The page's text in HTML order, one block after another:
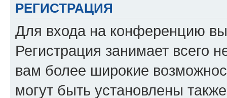
РЕГИСТРАЦИЯ
Для входа на конференцию
Регистрация занимает всего
вам более широкие
могут быть установлены